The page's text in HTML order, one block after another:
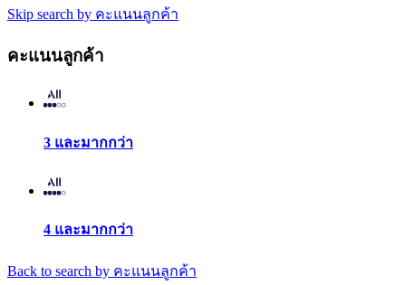
Skip search by คะแนนลูกค้า
คะแนนลูกค้า
3 และมากกว่า
4 และมากกว่า
Back to search by คะแนนลูกค้า